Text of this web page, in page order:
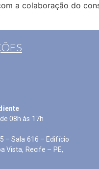
a colaboração do
08h às 17h
– Sala 616 – Edifício
Vista, Recife – PE,